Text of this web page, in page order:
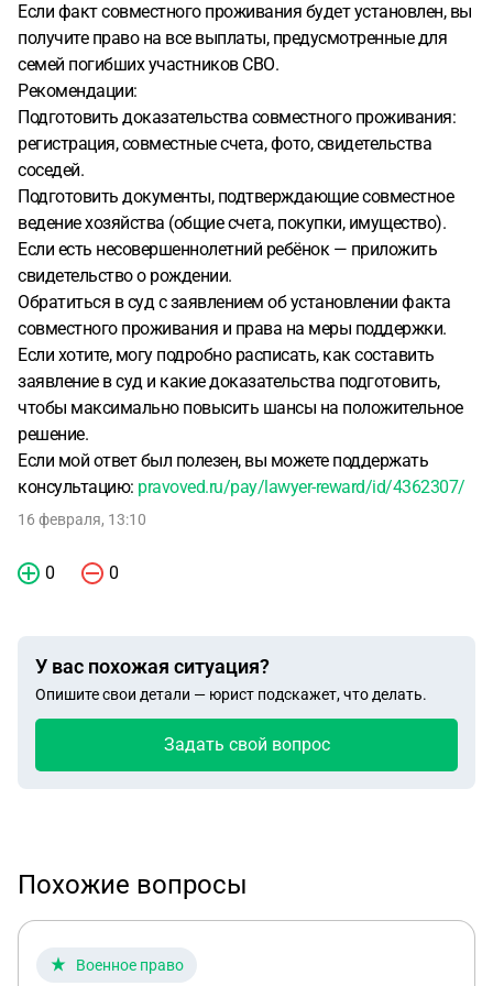
Если факт совместного проживания будет установлен, вы
получите право на все выплаты, предусмотренные для
семей погибших участников СВО.
Рекомендации:
Подготовить доказательства совместного проживания:
регистрация, совместные счета, фото, свидетельства
соседей.
Подготовить документы, подтверждающие совместное
ведение хозяйства (общие счета, покупки, имущество).
Если есть несовершеннолетний ребёнок — приложить
свидетельство о рождении.
Обратиться в суд с заявлением об установлении факта
совместного проживания и права на меры поддержки.
Если хотите, могу подробно расписать, как составить
заявление в суд и какие доказательства подготовить,
чтобы максимально повысить шансы на положительное
решение.
Если мой ответ был полезен, вы можете поддержать
консультацию: pravoved.ru/pay/lawyer-reward/id/4362307/
16 февраля, 13:10
0 0
У вас похожая ситуация?
Опишите свои детали — юрист подскажет, что делать.
Задать свой вопрос
Похожие вопросы
Военное право